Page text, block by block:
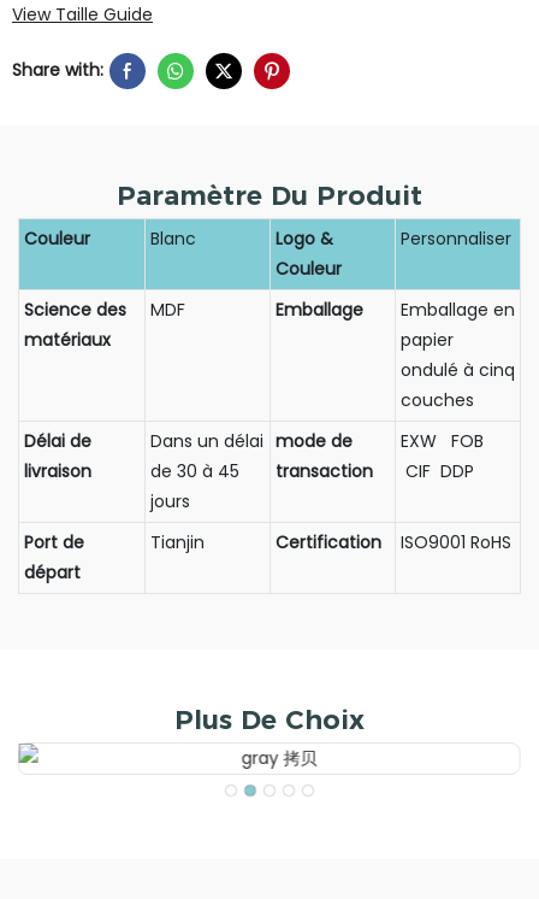
View Taille Guide
Share with:
Paramètre Du Produit
Couleur Blanc
Logo &
Couleur
Personnaliser
Science des
matériaux
MDF Emballage
Emballage en
papier
ondulé à cinq
couches
Délai de
livraison
Dans un délai
de 30 à 45
jours
mode de
transaction
EXW FOB
CIF DDP
Port de
départ
Tianjin Certification ISO9001 RoHS
Plus De Choix